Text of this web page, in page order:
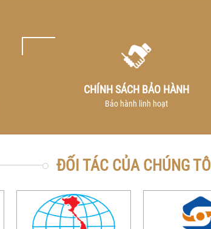
CHÍNH SÁCH BẢO HÀNH
Bảo hành linh hoạt
ĐỐI TÁC CỦA CHÚNG TÔI